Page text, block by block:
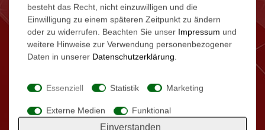
Externe Klingel, Türöffner und
Überwachungskamera anschließbar
15 mA Standby, 400 mA Betrieb
Die Anlage ist ausbaufähig auf bis zu 16 Innen +
besteht das Recht, nicht einzuwilligen und die
Einwilligung zu einem späteren Zeitpunkt zu ändern
oder zu widerrufen. Beachten Sie unser Impressum und
weitere Hinweise zur Verwendung personenbezogener
Daten in unserer Daten­schutz­erklärung.
Essenziell Statistik Marketing
Externe Medien Funktional
Einverstanden